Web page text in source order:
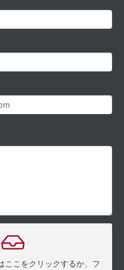
ここをクリックするか、フ